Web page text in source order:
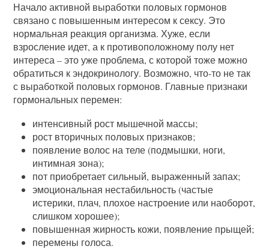
Начало активной выработки половых гормонов
связано с повышенным интересом к сексу. Это
нормальная реакция организма. Хуже, если
взросление идет, а к противоположному полу нет
интереса – это уже проблема, с которой тоже можно
обратиться к эндокринологу. Возможно, что-то не так
с выработкой половых гормонов. Главные признаки
гормональных перемен:
интенсивный рост мышечной массы;
рост вторичных половых признаков;
появление волос на теле (подмышки, ноги,
интимная зона);
пот приобретает сильный, выраженный запах;
эмоциональная нестабильность (частые
истерики, плач, плохое настроение или наоборот,
слишком хорошее);
повышенная жирность кожи, появление прыщей;
перемены голоса.